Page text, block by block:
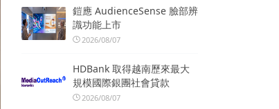
鎧應 AudienceSense 臉部辨
識功能上市
2026/08/07
HDBank 取得越南歷來最大
規模國際銀團社會貸款
2026/08/07